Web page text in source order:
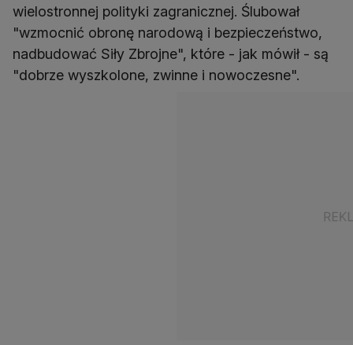
wielostronnej polityki zagranicznej. Ślubował
"wzmocnić obronę narodową i bezpieczeństwo,
nadbudować Siły Zbrojne", które - jak mówił - są
"dobrze wyszkolone, zwinne i nowoczesne".